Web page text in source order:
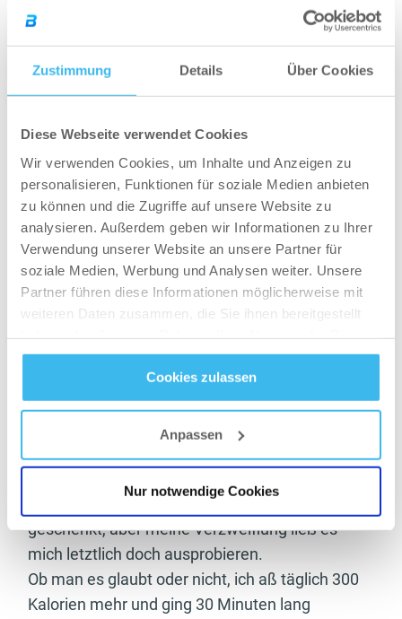
Zustimmung Details Über Cookies
Diese Webseite verwendet Cookies
Wir verwenden Cookies, um Inhalte und Anzeigen zu
personalisieren, Funktionen für soziale Medien anbieten
zu können und die Zugriffe auf unsere Website zu
analysieren. Außerdem geben wir Informationen zu Ihrer
Verwendung unserer Website an unsere Partner für
soziale Medien, Werbung und Analysen weiter. Unsere
Partner führen diese Informationen möglicherweise mit
weiteren Daten zusammen, die Sie ihnen bereitgestellt
gesammelt haben.
Datenschutz- undCookie-Richtlinien
Cookies zulassen
Anpassen
Nur notwendige Cookies
Stoffwechselorgane haben sich eines Tages
nicht mehr wehren können und die Folge wurde
Diabetes Mellitus Typ 1. Eine Krankheit, die mein
heilbar und ich bin Tag und Nacht davon
abhängig meinen Zucker/Insulin – Haushalt
selbstständig zu verwalten. Natürlich ist solch
eine Folge ein Extremfall, aber das zeigt mir, wie
wichtig es ist auf sich selbst Acht zu geben.
Sogar während meiner Diät letzten Sommer fiel
mir auf,dass ich plötzlich kein Fett mehr
obwohl ich mit meinen Kalorien schon sehr weit
unten war. Kurz vor dem Verzweifeln sprach ich
mit einem sehr guten Freund und Fitnesscoach.
Er riet mir jeden Tag spazieren zu gehen.
Gleichzeitig sollte ich meine Kalorien nach oben
weiter kommen. Ich habe dem kein Vertrauen
geschenkt, aber meine Verzweiflung ließ es
mich letztlich doch ausprobieren.
Ob man es glaubt oder nicht, ich aß täglich 300
Kalorien mehr und ging 30 Minuten lang